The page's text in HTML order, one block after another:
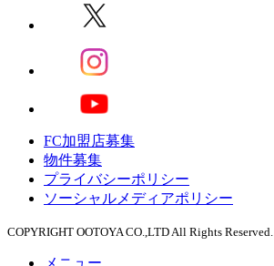
FC加盟店募集
物件募集
プライバシーポリシー
ソーシャルメディアポリシー
COPYRIGHT OOTOYA CO.,LTD All Rights Reserved.
メニュー